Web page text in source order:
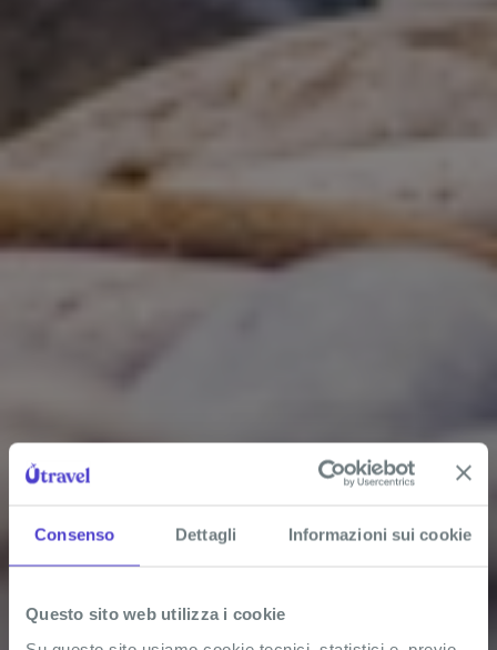
Consenso Dettagli Informazioni sui cookie
Questo sito web utilizza i cookie